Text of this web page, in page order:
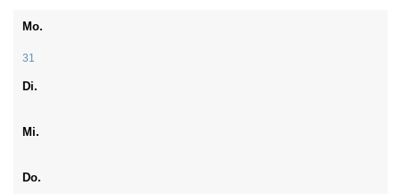
Mo.
31
Di.
Mi.
Do.